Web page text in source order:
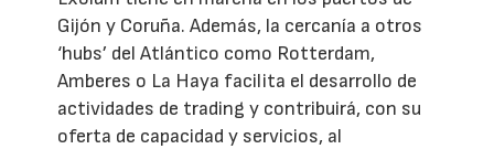
Gijón y Coruña. Además, la cercanía a otros
‘hubs’ del Atlántico como Rotterdam,
Amberes o La Haya facilita el desarrollo de
actividades de trading y contribuirá, con su
oferta de capacidad y servicios, al